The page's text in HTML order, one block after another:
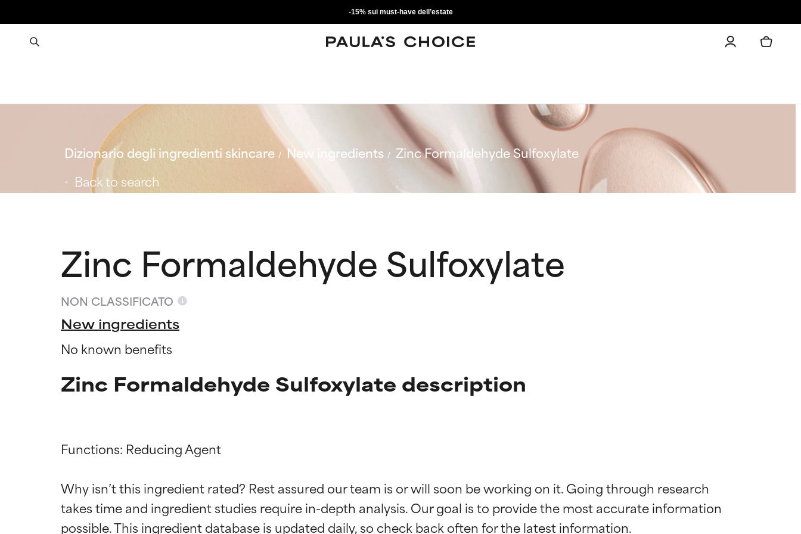
-15% sui must-have dell’estate
Dizionario degli ingredienti skincare New ingredients
Zinc Formaldehyde Sulfoxylate
Back to search
Zinc Formaldehyde Sulfoxylate
NON CLASSIFICATO
New ingredients
No known benefits
Zinc Formaldehyde Sulfoxylate description
Functions: Reducing Agent
Why isn’t this ingredient rated? Rest assured our team is or will soon be working on it. Going through research
takes time and ingredient studies require in-depth analysis. Our goal is to provide the most accurate information
Valutazione degli ingredienti
OTTIMO
Comprovati e sostenuti da studi indipendenti. Ingrediente attivo eccezionale per la maggior
parte dei tipi di pelle o dei problemi.
Valutazione degli ingredienti
OTTIMO
Comprovati e sostenuti da studi indipendenti. Ingrediente attivo eccezionale per la maggior
parte dei tipi di pelle o dei problemi.